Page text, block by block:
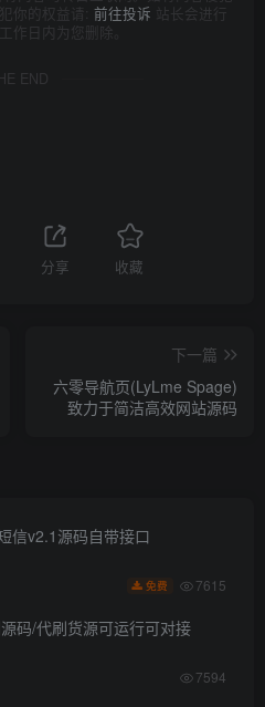
你的权益请: 前往投诉 站长会进行
作日内为您删除。
END
分享 收藏
下一篇
六零导航页(LyLme Spage)
致力于简洁高效网站源码
信v2.1源码自带接口
免费 7615
码/代刷货源可运行可对接
7594